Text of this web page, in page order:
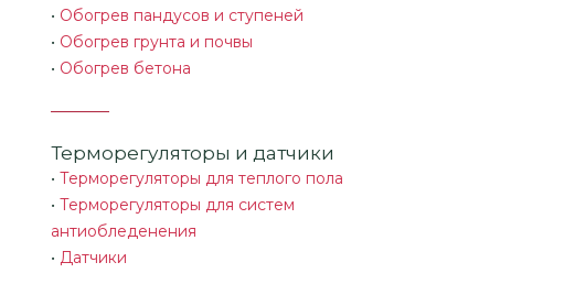
• Обогрев пандусов и ступеней
• Обогрев грунта и почвы
• Обогрев бетона
Терморегуляторы и датчики
• Терморегуляторы для теплого пола
• Терморегуляторы для систем
антиобледенения
• Датчики